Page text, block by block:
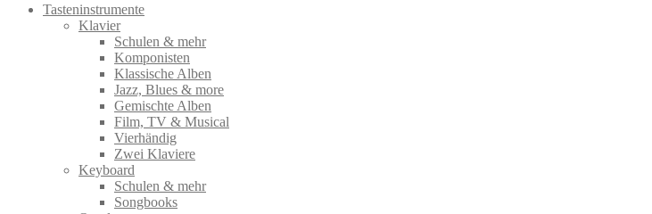
Optionen
können
auf
der
Produktseite
gewählt
werden
Tasteninstrumente
Klavier
Schulen & mehr
Komponisten
Klassische Alben
Jazz, Blues & more
Gemischte Alben
Film, TV & Musical
Vierhändig
Zwei Klaviere
Keyboard
Schulen & mehr
Songbooks